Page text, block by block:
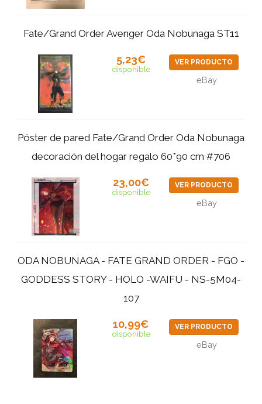
Fate/Grand Order Avenger Oda Nobunaga ST11
5,23€
disponible
VER PRODUCTO
eBay
Póster de pared Fate/Grand Order Oda Nobunaga
decoración del hogar regalo 60*90 cm #706
23,00€
disponible
VER PRODUCTO
eBay
ODA NOBUNAGA - FATE GRAND ORDER - FGO -
GODDESS STORY - HOLO -WAIFU - NS-5M04-
107
10,99€
disponible
VER PRODUCTO
eBay